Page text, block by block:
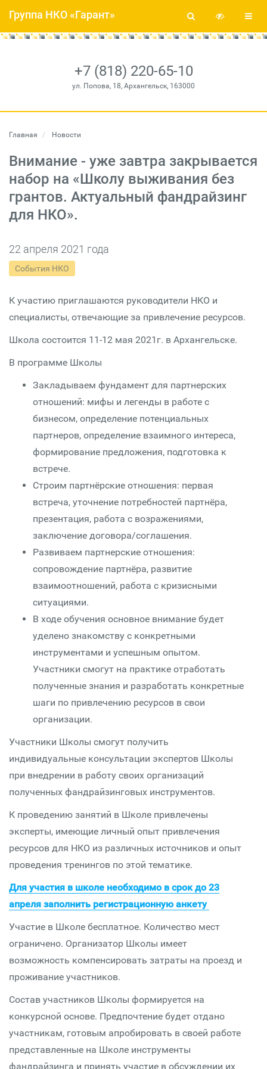
+7 (818) 220-65-10
ул. Попова, 18, Архангельск, 163000
Группа НКО «Гарант»
Главная Новости
Внимание - уже завтра закрывается
набор на «Школу выживания без
грантов. Актуальный фандрайзинг
для НКО».
22 апреля 2021 года
События НКО
К участию приглашаются руководители НКО и
специалисты, отвечающие за привлечение ресурсов.
Школа состоится 11-12 мая 2021г. в Архангельске.
В программе Школы
Закладываем фундамент для партнерских
отношений: мифы и легенды в работе с
бизнесом, определение потенциальных
партнеров, определение взаимного интереса,
формирование предложения, подготовка к
встрече.
Строим партнёрские отношения: первая
встреча, уточнение потребностей партнёра,
презентация, работа с возражениями,
заключение договора/соглашения.
Развиваем партнерские отношения:
сопровождение партнёра, развитие
взаимоотношений, работа с кризисными
ситуациями.
В ходе обучения основное внимание будет
уделено знакомству с конкретными
инструментами и успешным опытом.
Участники смогут на практике отработать
полученные знания и разработать конкретные
шаги по привлечению ресурсов в свои
организации.
Участники Школы смогут получить
индивидуальные консультации экспертов Школы
при внедрении в работу своих организаций
полученных фандрайзинговых инструментов.
К проведению занятий в Школе привлечены
эксперты, имеющие личный опыт привлечения
ресурсов для НКО из различных источников и опыт
проведения тренингов по этой тематике.
Для участия в школе необходимо в срок до 23
апреля заполнить регистрационную анкету
Участие в Школе бесплатное. Количество мест
ограничено. Организатор Школы имеет
возможность компенсировать затраты на проезд и
проживание участников.
Состав участников Школы формируется на
конкурсной основе. Предпочтение будет отдано
участникам, готовым апробировать в своей работе
представленные на Школе инструменты
фандрайзинга и принять участие в обсуждении их